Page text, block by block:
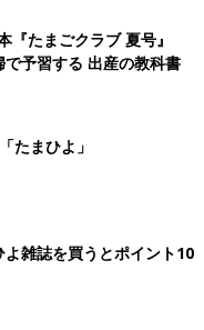
『たまごクラブ 夏号』
で予習する 出産の教科書
たまひよ」
雑誌を買うとポイント10